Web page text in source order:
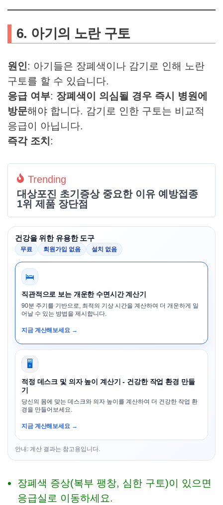
6. 아기의 노란 구토
원인: 아기들은 장폐색이나 감기로 인해 노란
구토를 할 수 있습니다.
응급 여부: 장폐색이 의심될 경우 즉시 병원에
방문해야 합니다. 감기로 인한 구토는 비교적
응급이 아닙니다.
즉각 조치 :
Trending
대상포진 초기증상 중요한 이유 예방접종
1위 제품 장단점
건강을 위한 유용한 도구
무료 회원가입 없음 설치 없음
🛌
직관적으로 보는 개운한 수면시간 계산기
90분 주기를 기반으로, 최적의 기상 시간을 계산하여 더 개운하게 일
어날 수 있는 방법을 제시합니다.
지금 계산해보세요 →
🖥️
적정 데스크 및 의자 높이 계산기 - 건강한 작업 환경 만들
기
당신의 몸에 맞는 데스크와 의자 높이를 계산하여 더 건강한 작업 환
경을 만들어보세요.
지금 계산해보세요 →
안내: 계산 결과는 참고용입니다.
장폐색 증상(복부 팽창, 심한 구토)이 있으면
응급실로 이동하세요.